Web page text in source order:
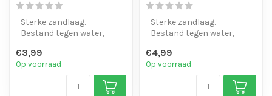
- Sterke zandlaag.
- Bestand tegen water,
- Is eenvo...
€3,99
Op voorraad
- Sterke zandlaag.
- Bestand tegen water,
- Is eenvo...
€4,99
Op voorraad